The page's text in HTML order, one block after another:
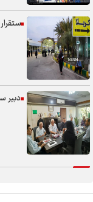
استقرار 20 دستگاه خودپرداز و 5 بانک در مرز خسروی
دبیر